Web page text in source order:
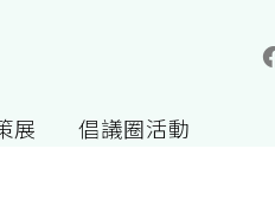
展 倡議圈活動